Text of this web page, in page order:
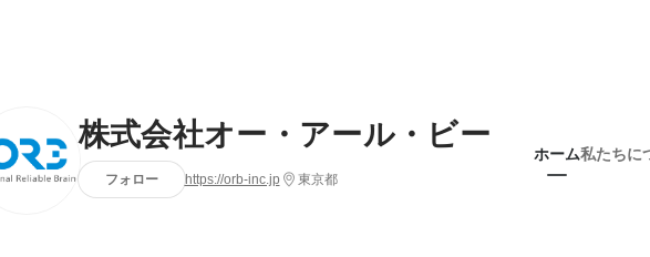
株式会社オー・アール・ビー
フォロー https://orb-inc.jp 東京都
ホーム私たちに